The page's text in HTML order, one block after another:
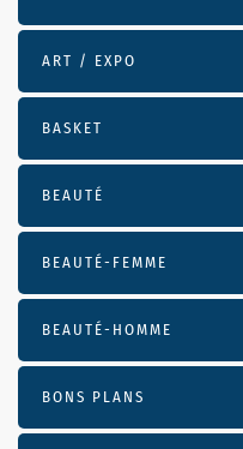
ART / EXPO
BASKET
BEAUTÉ
BEAUTÉ-FEMME
BEAUTÉ-HOMME
BONS PLANS